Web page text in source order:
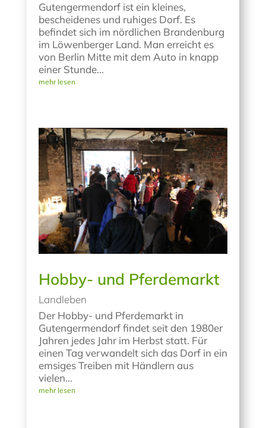
Gutengermendorf ist ein kleines,
bescheidenes und ruhiges Dorf. Es
befindet sich im nördlichen Brandenburg
im Löwenberger Land. Man erreicht es
von Berlin Mitte mit dem Auto in knapp
einer Stunde...
mehr lesen
Hobby- und Pferdemarkt
Landleben
Der Hobby- und Pferdemarkt in
Gutengermendorf findet seit den 1980er
Jahren jedes Jahr im Herbst statt. Für
einen Tag verwandelt sich das Dorf in ein
emsiges Treiben mit Händlern aus
vielen...
mehr lesen